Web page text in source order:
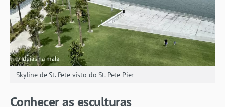
Skyline de St. Pete visto do St. Pete Pier
Conhecer as esculturas